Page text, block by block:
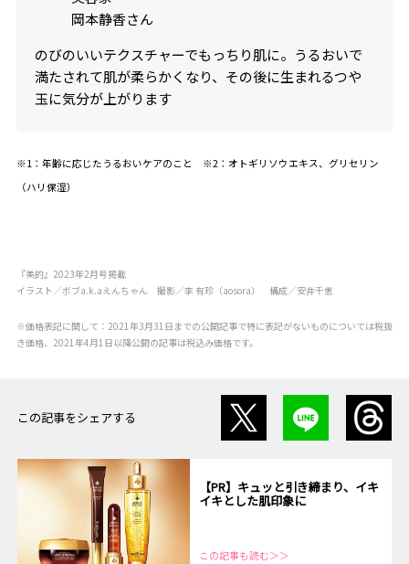
岡本静香さん
のびのいいテクスチャーでもっちり肌に。うるおいで
満たされて肌が柔らかくなり、その後に生まれるつや
玉に気分が上がります
※1：年齢に応じたうるおいケアのこと ※2：オトギリソウエキス、グリセリン
（ハリ保湿）
『美的』2023年2月号掲載
イラスト／ボブa.k.aえんちゃん 撮影／李 有珍（aosora） 構成／安井千恵
※価格表記に関して：2021年3月31日までの公開記事で特に表記がないものについては税抜
き価格、2021年4月1日以降公開の記事は税込み価格です。
この記事をシェアする
【PR】キュッと引き締まり、イキ
イキとした肌印象に
この記事も読む＞＞